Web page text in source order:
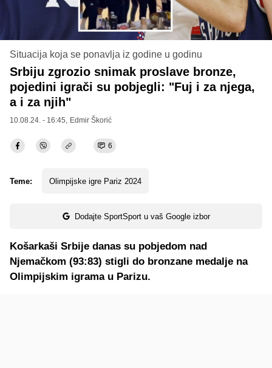
Situacija koja se ponavlja iz godine u godinu
Srbiju zgrozio snimak proslave bronze,
pojedini igrači su pobjegli: "Fuj i za njega,
a i za njih"
10.08.24. - 16:45, Edmir Škorić
6
Teme: Olimpijske igre Pariz 2024
Dodajte SportSport u vaš Google izbor
Košarkaši Srbije danas su pobjedom nad
Njemačkom (93:83) stigli do bronzane medalje na
Olimpijskim igrama u Parizu.